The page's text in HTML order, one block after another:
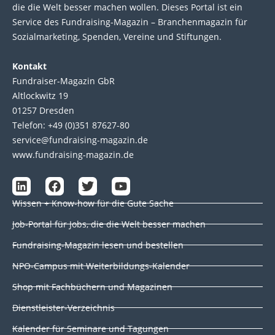
die die Welt bes­ser machen wol­len. Die­ses Por­tal ist ein
Service des Fund­raising-Magazin – Bran­chen­magazin für
Sozial­marke­ting, Spen­den, Ver­eine und Stif­tun­gen.
Kontakt
Fundraiser-Magazin GbR
Altlockwitz 19
01257 Dresden
Telefon: +49 (0)351 87627-80
service@fundraising-magazin.de
www.fundraising-magazin.de
L
i
n
k
e
d
n
F
a
c
e
b
o
k
T
w
i
t
e
Y
o
u
t
u
b
Wissen + Know-how für die Gute Sache
Job-Portal für Jobs, die die Welt besser machen
Fundraising-Magazin lesen und bestellen
NPO-Campus mit Weiterbildungs-Kalender
Shop mit Fachbüchern und Magazinen
Dienstleister-Verzeichnis
Kalender für Seminare und Tagungen